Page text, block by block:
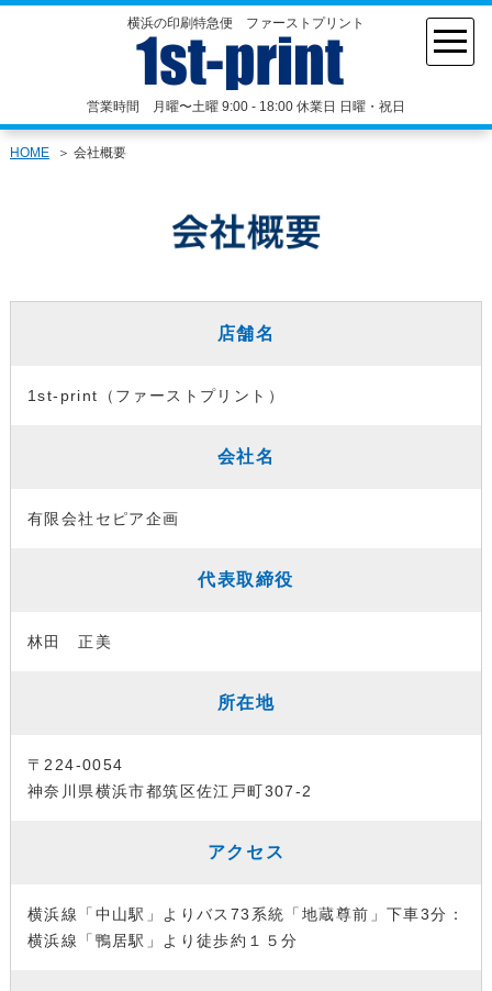
横浜の印刷特急便 ファーストプリント
営業時間 月曜〜土曜 9:00 - 18:00 休業日 日曜・祝日
HOME 会社概要
店舗名
1st-print（ファーストプリント）
会社名
有限会社セピア企画
代表取締役
林田 正美
所在地
〒224-0054
神奈川県横浜市都筑区佐江戸町307-2
アクセス
横浜線「中山駅」よりバス73系統「地蔵尊前」下車3分：
横浜線「鴨居駅」より徒歩約１５分